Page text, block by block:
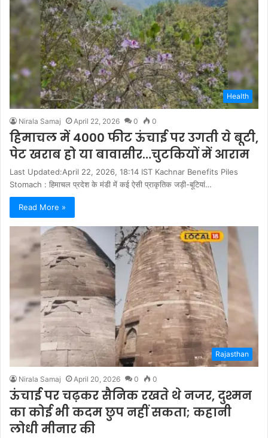
Health
Nirala Samaj April 22, 2026 0 0
हिमाचल में 4000 फीट ऊंचाई पर उगती ये बूटी,
पेट खराब हो या बावासीर…चुटकियों में आराम
Last Updated:April 22, 2026, 18:14 IST Kachnar Benefits Piles
Stomach : हिमाचल प्रदेश के मंडी में कई ऐसी प्राकृतिक जड़ी-बूटियां…
Read More »
Rajasthan
Nirala Samaj April 20, 2026 0 0
ऊंचाई पर चढ़कर सैनिक रखते थे नजर, दुश्मन
का कोई भी कदम छुप नहीं सकता; कहानी
लोधी मीनार की